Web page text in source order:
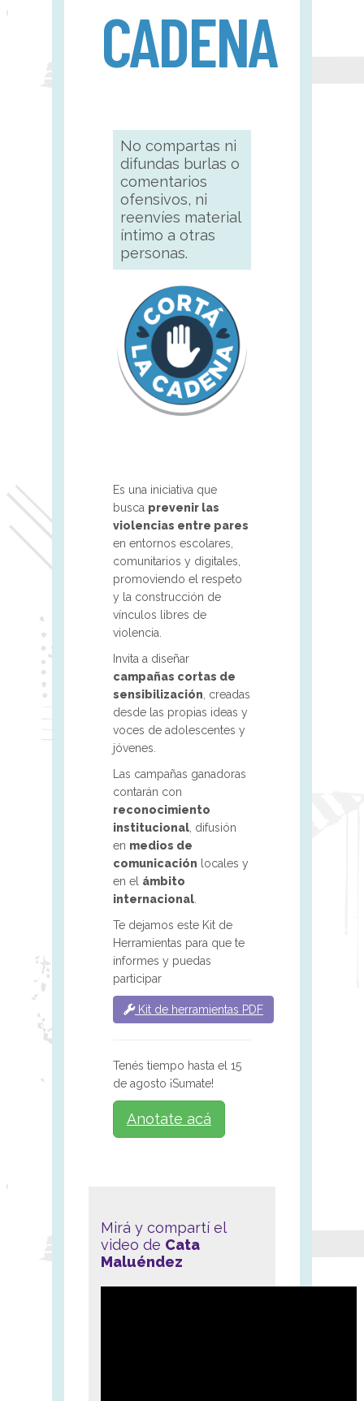
CADENA
No compartas ni
difundas burlas o
comentarios
ofensivos, ni
reenvíes material
íntimo a otras
personas.
Es una iniciativa que
busca prevenir las
violencias entre pares
en entornos escolares,
comunitarios y digitales,
promoviendo el respeto
y la construcción de
vínculos libres de
violencia. ​
Invita a diseñar
campañas cortas de
sensibilización, creadas
desde las propias ideas y
voces de adolescentes y
jóvenes.​
Las campañas ganadoras
contarán con
reconocimiento
institucional, difusión
en medios de
comunicación locales y
en el ámbito
internacional.
Te dejamos este Kit de
Herramientas para que te
informes y puedas
participar
Kit de herramientas PDF
Tenés tiempo hasta el 15
de agosto ¡Sumate!
Anotate acá
Mirá y compartí el
video de Cata
Maluéndez